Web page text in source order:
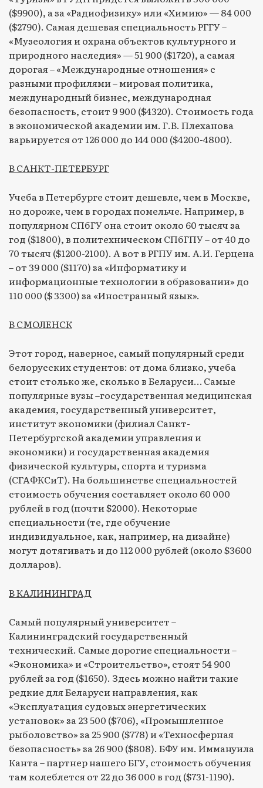
($9900), а за «Радиофизику» или «Химию» — 84 000
($2790). Самая дешевая специальность РГГУ –
«Музеология и охрана объектов культурного и
природного наследия» — 51 900 ($1720), а самая
дорогая – «Международные отношения» с
разными профилями – мировая политика,
международный бизнес, международная
безопасность, стоит 9 900 ($4320). Стоимость года
в экономической академии им. Г.В. Плеханова
варьируется от 126 000 до 144 000 ($4200-4800).
В САНКТ-ПЕТЕРБУРГ
Учеба в Петербурге стоит дешевле, чем в Москве,
но дороже, чем в городах помельче. Например, в
популярном СПбГУ она стоит около 60 тысяч за
год ($1800), в политехническом СПбГПУ – от 40 до
70 тысяч ($1200-2100). А вот в РГПУ им. А.И. Герцена
– от 39 000 ($1170) за «Информатику и
информационные технологии в образовании» до
110 000 ($ 3300) за «Иностранный язык».
В СМОЛЕНСК
Этот город, наверное, самый популярный среди
белорусских студентов: от дома близко, учеба
стоит столько же, сколько в Беларуси… Самые
популярные вузы –государственная медицинская
академия, государственный университет,
институт экономики (филиал Санкт-
Петербургской академии управления и
экономики) и государственная академия
физической культуры, спорта и туризма
(СГАФКСиТ). На большинстве специальностей
стоимость обучения составляет около 60 000
рублей в год (почти $2000). Некоторые
специальности (те, где обучение
индивидуальное, как, например, на дизайне)
могут дотягивать и до 112 000 рублей (около $3600
долларов).
В КАЛИНИНГРАД
Самый популярный университет –
Калининградский государственный
технический. Самые дорогие специальности –
«Экономика» и «Строительство», стоят 54 900
рублей за год ($1650). Здесь можно найти такие
редкие для Беларуси направления, как
«Эксплуатация судовых энергетических
установок» за 23 500 ($706), «Промышленное
рыболовство» за 25 900 ($778) и «Техносферная
безопасность» за 26 900 ($808). БФУ им. Иммануила
Канта – партнер нашего БГУ, стоимость обучения
там колеблется от 22 до 36 000 в год ($731-1190).